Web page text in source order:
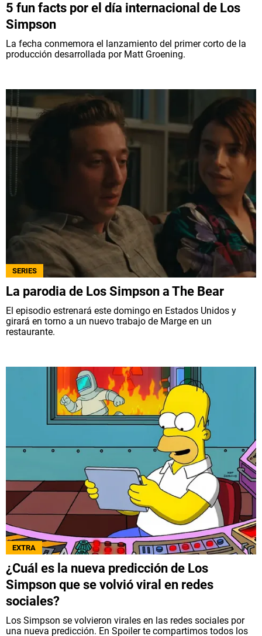
5 fun facts por el día internacional de Los
Simpson
La fecha conmemora el lanzamiento del primer corto de la
producción desarrollada por Matt Groening.
SERIES
La parodia de Los Simpson a The Bear
El episodio estrenará este domingo en Estados Unidos y
girará en torno a un nuevo trabajo de Marge en un
restaurante.
EXTRA
¿Cuál es la nueva predicción de Los
Simpson que se volvió viral en redes
sociales?
Los Simpson se volvieron virales en las redes sociales por
una nueva predicción. En Spoiler te compartimos todos los